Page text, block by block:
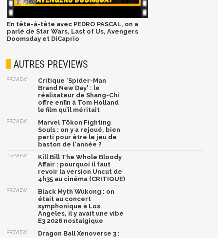
En tête-à-tête avec PEDRO PASCAL, on a
parlé de Star Wars, Last of Us, Avengers
Doomsday et DiCaprio
AUTRES PREVIEWS
PREVIEW
Critique 'Spider-Man
Brand New Day' : le
réalisateur de Shang-Chi
offre enfin à Tom Holland
le film qu’il méritait
PREVIEW
Marvel Tōkon Fighting
Souls : on y a rejoué, bien
parti pour être le jeu de
baston de l'année ?
PREVIEW
Kill Bill The Whole Bloody
Affair : pourquoi il faut
revoir la version Uncut de
4h35 au cinéma (CRITIQUE)
PREVIEW
Black Myth Wukong : on
était au concert
symphonique à Los
Angeles, il y avait une vibe
E3 2026 nostalgique
PREVIEW
Dragon Ball Xenoverse 3 :